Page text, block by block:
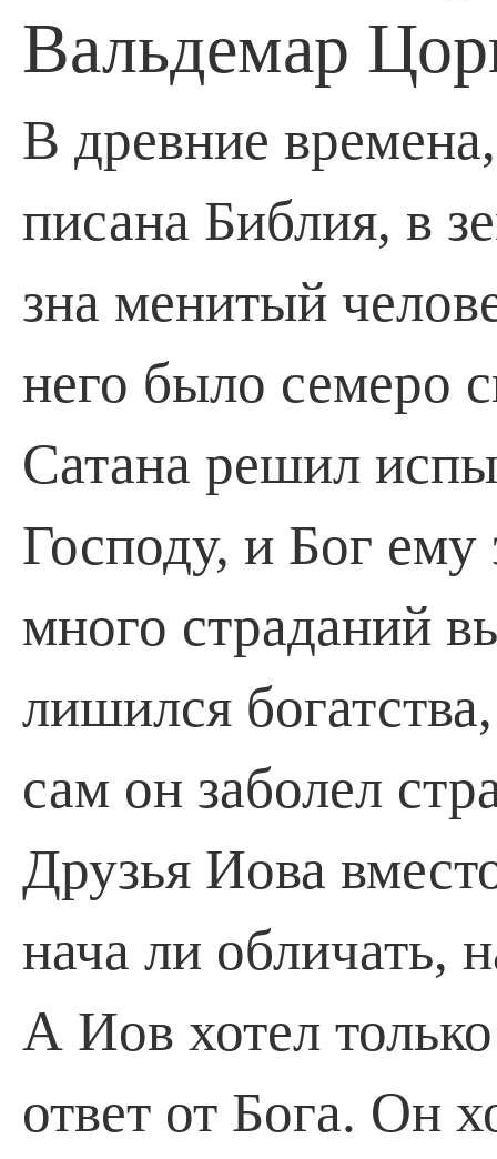
Вальдемар
В древние
писана Библия, в
зна­ менитый
него было семеро
Сатана решил
Господу, и Бог
много страданий
лишился
сам он заболел
Друзья Иова
нача­ ли обличать,
А Иов хотел
ответ от Бога. Он